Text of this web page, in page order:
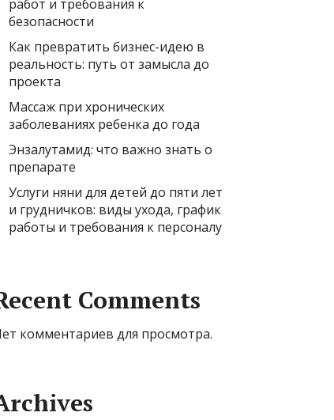
работ и требования к
безопасности
Как превратить бизнес-идею в
реальность: путь от замысла до
проекта
Массаж при хронических
заболеваниях ребенка до года
Энзалутамид: что важно знать о
препарате
Услуги няни для детей до пяти лет
и грудничков: виды ухода, график
работы и требования к персоналу
Comments
комментариев для просмотра.